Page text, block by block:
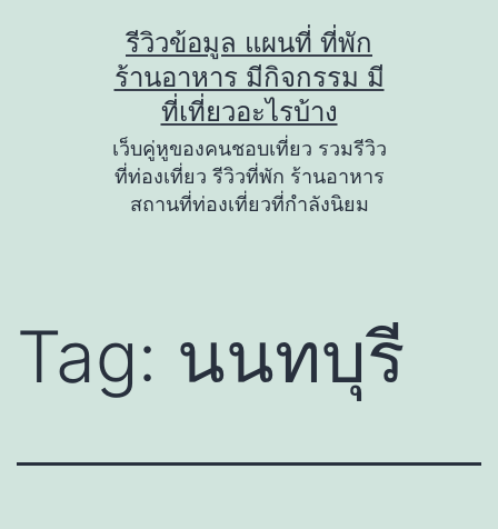
รีวิวข้อมูล แผนที่ ที่พัก
ร้านอาหาร มีกิจกรรม มี
ที่เที่ยวอะไรบ้าง
เว็บคู่หูของคนชอบเที่ยว รวมรีวิว
ที่ท่องเที่ยว รีวิวที่พัก ร้านอาหาร
สถานที่ท่องเที่ยวที่กำลังนิยม
Tag: นนทบุรี